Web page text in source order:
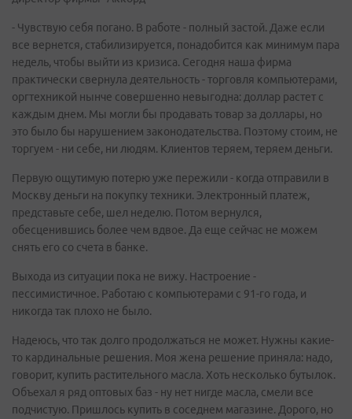
- Чувствую себя погано. В работе - полный застой. Даже если
все вернется, стабилизируется, понадобится как минимум пара
недель, чтобы выйти из кризиса. Сегодня наша фирма
практически свернула деятельность - торговля компьютерами,
оргтехникой нынче совершенно невыгодна: доллар растет с
каждым днем. Мы могли бы продавать товар за доллары, но
это было бы нарушением законодательства. Поэтому стоим, не
торгуем - ни себе, ни людям. Клиентов теряем, теряем деньги.
Первую ощутимую потерю уже пережили - когда отправили в
Москву деньги на покупку техники. Электронный платеж,
представьте себе, шел неделю. Потом вернулся,
обесценившись более чем вдвое. Да еще сейчас не можем
снять его со счета в банке.
Выхода из ситуации пока не вижу. Настроение -
пессимистичное. Работаю с компьютерами с 91-го года, и
никогда так плохо не было.
Надеюсь, что так долго продолжаться не может. Нужны какие-
то кардинальные решения. Моя жена решение приняла: надо,
говорит, купить растительного масла. Хоть несколько бутылок.
Объехал я ряд оптовых баз - ну нет нигде масла, смели все
подчистую. Пришлось купить в соседнем магазине. Дорого, но